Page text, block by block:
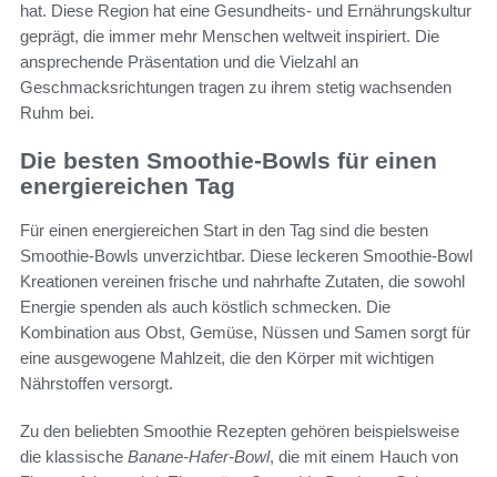
hat. Diese Region hat eine Gesundheits- und Ernährungskultur
geprägt, die immer mehr Menschen weltweit inspiriert. Die
ansprechende Präsentation und die Vielzahl an
Geschmacksrichtungen tragen zu ihrem stetig wachsenden
Ruhm bei.
Die besten Smoothie-Bowls für einen
energiereichen Tag
Für einen energiereichen Start in den Tag sind die besten
Smoothie-Bowls unverzichtbar. Diese leckeren Smoothie-Bowl
Kreationen vereinen frische und nahrhafte Zutaten, die sowohl
Energie spenden als auch köstlich schmecken. Die
Kombination aus Obst, Gemüse, Nüssen und Samen sorgt für
eine ausgewogene Mahlzeit, die den Körper mit wichtigen
Nährstoffen versorgt.
Zu den beliebten Smoothie Rezepten gehören beispielsweise
die klassische Banane-Hafer-Bowl, die mit einem Hauch von